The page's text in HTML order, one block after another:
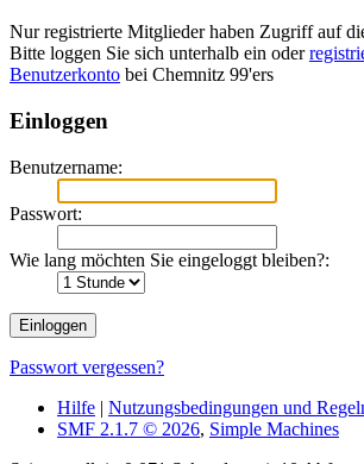
Nur registrierte Mitglieder haben Zugriff auf
Bitte loggen Sie sich unterhalb ein oder
Benutzerkonto bei Chemnitz 99'ers
Einloggen
Benutzername:
Passwort:
Wie lang möchten Sie eingeloggt bleiben?:
Passwort vergessen?
Hilfe | Nutzungsbedingungen und
SMF 2.1.7 © 2026, Simple Machines